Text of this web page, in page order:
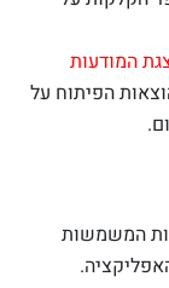
המודעות
הפיתוח על
המשמשות